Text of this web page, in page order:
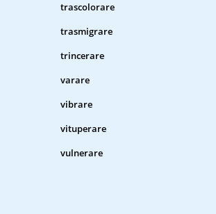
trascolorare
trasmigrare
trincerare
varare
vibrare
vituperare
vulnerare